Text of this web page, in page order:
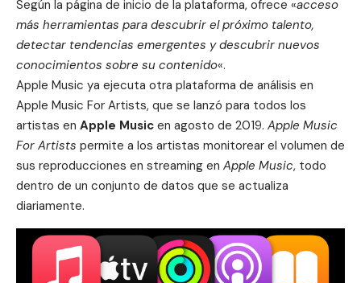
Según la página de inicio de la plataforma, ofrece «acceso
más herramientas para descubrir el próximo talento,
detectar tendencias emergentes y descubrir nuevos
conocimientos sobre su contenido«.
Apple Music ya ejecuta otra plataforma de análisis en
Apple Music For Artists, que se lanzó para todos los
artistas en Apple Music en agosto de 2019. Apple Music
For Artists permite a los artistas monitorear el volumen de
sus reproducciones en streaming en Apple Music, todo
dentro de un conjunto de datos que se actualiza
diariamente.